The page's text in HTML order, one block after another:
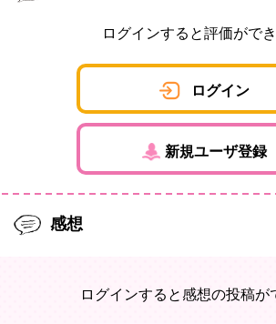
ログインすると評価がで
ログイン
新規ユーザ登録
感想
ログインすると感想の投稿が